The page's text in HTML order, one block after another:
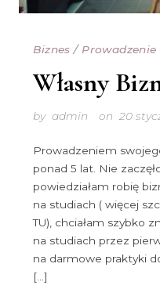
Biznes /
Własny
by admin on 20
Prowadzeniem
ponad 5 lat. Nie
powiedziałam robię
na studiach ( więcej
TU), chciałam szybko
na studiach przez
na darmowe praktyki
[…]